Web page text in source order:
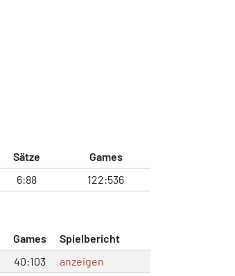
Sätze
Games
6:88 122:536
Games
Spielbericht
40:103
anzeigen